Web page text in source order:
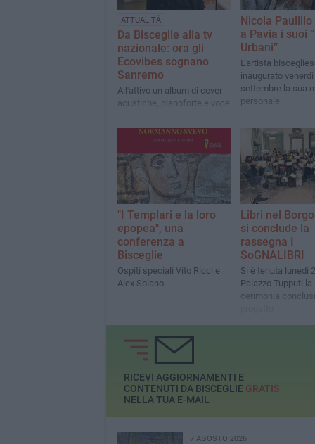
ATTUALITÀ
Da Bisceglie alla tv
nazionale: ora gli
Ecovibes sognano
Sanremo
All'attivo un album di cover
acustiche, pianoforte e voce
Nicola
a Pavia i suoi
Urbani”
L’artista
inaugurato venerdì
settembre la sua
personale
"I Templari e la loro
epopea", una
conferenza a
Bisceglie
Ospiti speciali Vito Ricci e
Alex Sblano
Libri nel
si conclude la
rassegna I
SoGNALIBRI
Si è tenuta lunedì
Palazzo Tupputi la
cerimonia
RICEVI AGGIORNAMENTI E
CONTENUTI DA BISCEGLIE GRATIS
NELLA TUA E-MAIL
7 AGOSTO 2026